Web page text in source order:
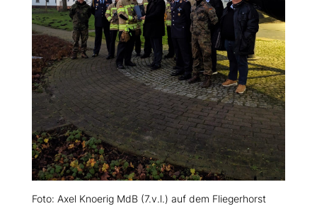
Foto: Axel Knoerig MdB (7.v.l.) auf dem Fliegerhorst